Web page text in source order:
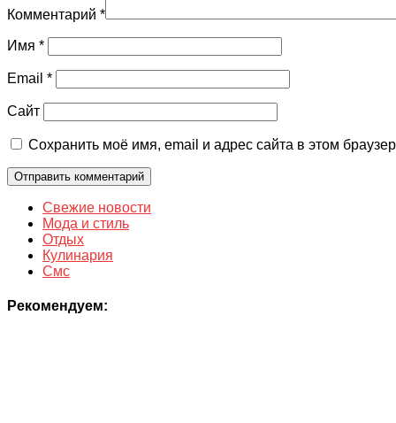
Комментарий *
Имя *
Email *
Сайт
Сохранить моё имя, email и адрес сайта в этом
Свежие новости
Мода и стиль
Отдых
Кулинария
Смс
Рекомендуем: